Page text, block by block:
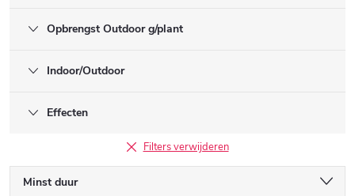
Opbrengst Outdoor g/plant
Indoor/Outdoor
Effecten
Filters verwijderen
P
Minst duur